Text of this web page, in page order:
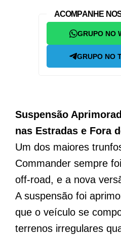
ACOMPANHE
GRUPO NO
GRUPO NO
Suspensão
nas Estradas e Fora
Um dos maiores
Commander sempre
off-road, e a nova
A suspensão foi
que o veículo se
terrenos irregulares